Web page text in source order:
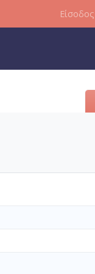
Είσοδος